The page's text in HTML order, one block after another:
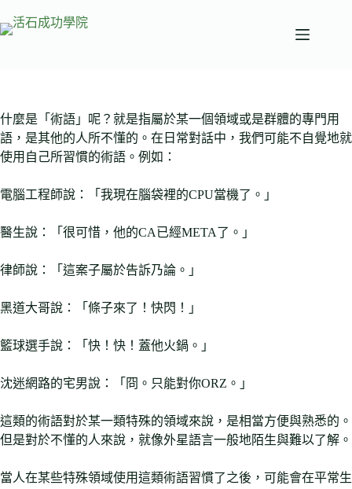
至
什麼是「術語」呢？就是指屬於某一個領域或是群體的專門用
語，是其他的人所不懂的。在日常對話中，我們可能不自覺地就
使用自己所習慣的術語。例如：
電腦工程師說：「我現在腦袋裡的CPU當機了。」
醫生說：「很可惜，他的CA已經META了。」
律師說：「這案子屬於告訴乃論。」
黑道大哥說：「條子來了！快閃！」
籃球選手說：「快！快！蓋他火鍋。」
沈迷網路的宅男說：「冏。只能對你ORZ。」
這類的術語對於某一類特殊的領域來說，是相當方便與熟悉的。
但是對於不懂的人來說，就像外星語言一般地陌生與難以了解。
當人在某些特殊領域使用這類術語習慣了之後，可能會在平常生